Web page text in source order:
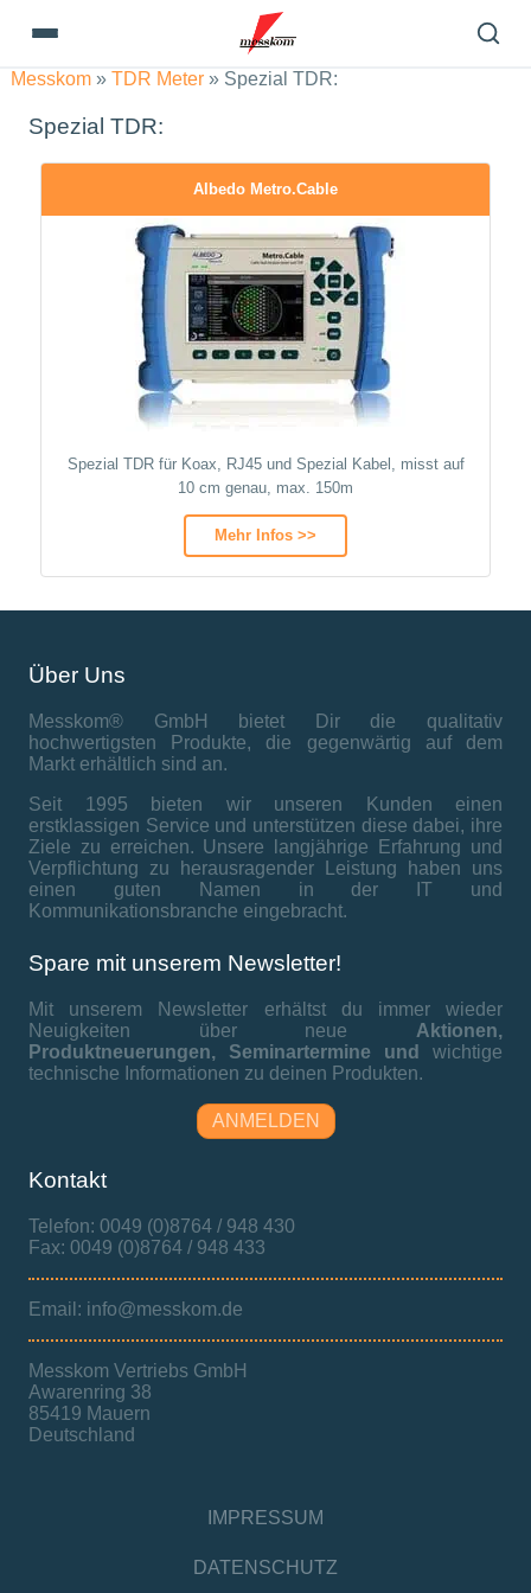
Messkom » TDR Meter » Spezial TDR:
Spezial TDR:
Albedo Metro.Cable
Spezial TDR für Koax, RJ45 und Spezial Kabel, misst auf
10 cm genau, max. 150m
Mehr Infos >>
Über Uns
Messkom® GmbH bietet Dir die qualitativ
hochwertigsten Produkte, die gegenwärtig auf dem
Markt erhältlich sind an.
Seit 1995 bieten wir unseren Kunden einen
erstklassigen Service und unterstützen diese dabei, ihre
Ziele zu erreichen. Unsere langjährige Erfahrung und
Verpflichtung zu herausragender Leistung haben uns
einen guten Namen in der IT und
Kommunikationsbranche eingebracht.
Spare mit unserem Newsletter!
Mit unserem Newsletter erhältst du immer wieder
Neuigkeiten über neue Aktionen,
Produktneuerungen, Seminartermine und wichtige
technische Informationen zu deinen Produkten.
ANMELDEN
Kontakt
Telefon: 0049 (0)8764 / 948 430
Fax: 0049 (0)8764 / 948 433
Email: info@messkom.de
Messkom Vertriebs GmbH
Awarenring 38
85419 Mauern
Deutschland
IMPRESSUM
DATENSCHUTZ